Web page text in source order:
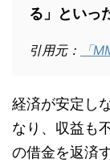
る」といっ
引用元： 「
経済が安定し
なり、収益も
の借金を返済